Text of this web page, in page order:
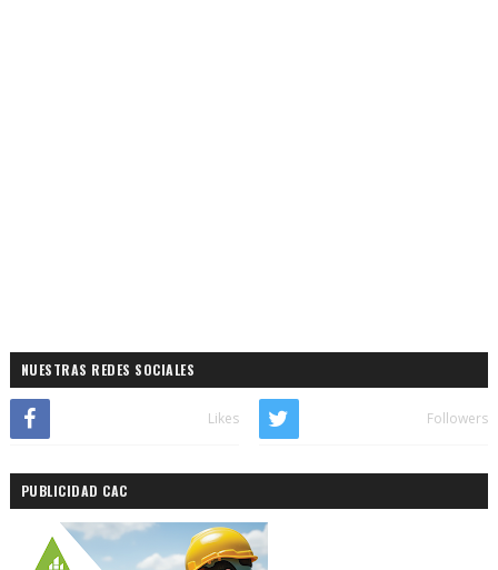
NUESTRAS REDES SOCIALES
Likes Followers
PUBLICIDAD CAC